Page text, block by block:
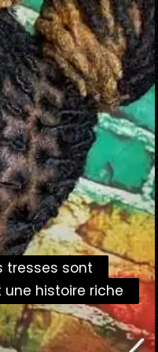
tresses sont
histoire riche
tresses sont
histoire riche